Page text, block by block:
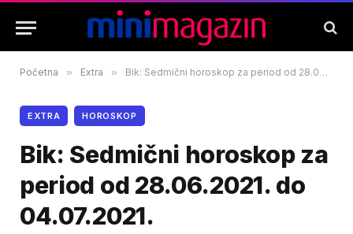
Početna » Extra » Bik: Sedmični horoskop za period od 28.06.2021. do 04.07.2021.
EXTRA HOROSKOP
Bik: Sedmični horoskop za
period od 28.06.2021. do
04.07.2021.